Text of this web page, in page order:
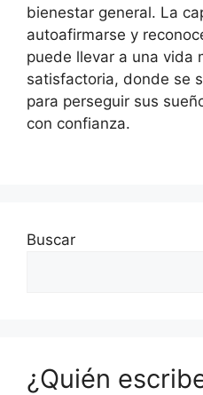
bienestar general. La
autoafirmarse y
puede llevar a una vida
satisfactoria, donde se
para perseguir sus
con confianza.
Buscar
¿Quién